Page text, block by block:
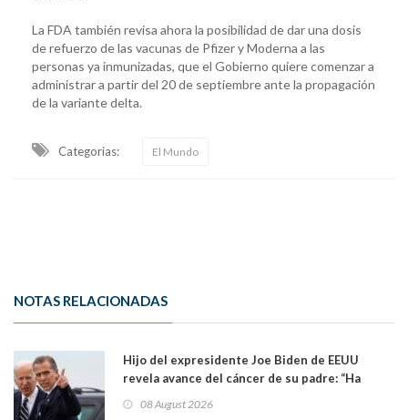
La FDA también revisa ahora la posibilidad de dar una dosis
de refuerzo de las vacunas de Pfizer y Moderna a las
personas ya inmunizadas, que el Gobierno quiere comenzar a
administrar a partir del 20 de septiembre ante la propagación
de la variante delta.
Categorias: El Mundo
NOTAS RELACIONADAS
Hijo del expresidente Joe Biden de EEUU
revela avance del cáncer de su padre: “Ha
08 August 2026